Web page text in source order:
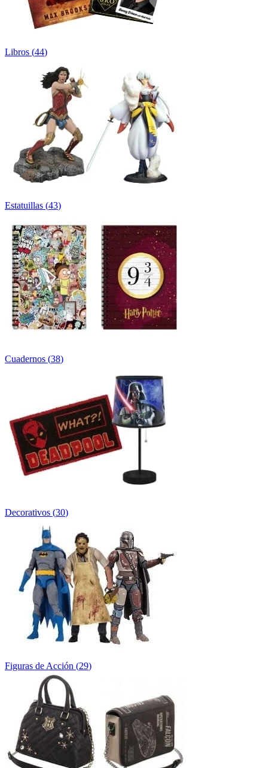
Libros (44)
Estatuillas (43)
Cuadernos (38)
Decorativos (30)
Figuras de Acción (29)